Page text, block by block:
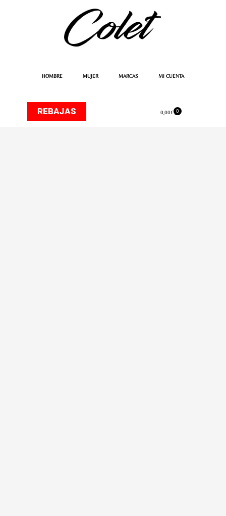
HOMBRE MUJER MARCAS MI CUENTA
REBAJAS 0,00€ 0
Carrito